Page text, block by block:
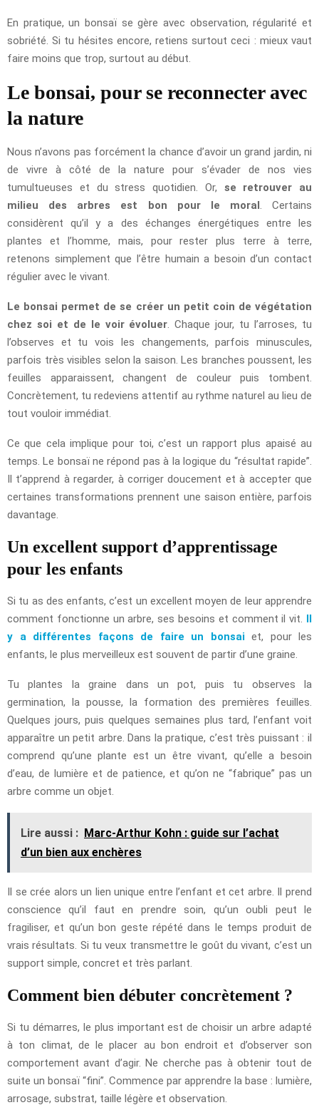
En pratique, un bonsaï se gère avec observation, régularité et
sobriété. Si tu hésites encore, retiens surtout ceci : mieux vaut
faire moins que trop, surtout au début.
Le bonsai, pour se reconnecter avec
la nature
Nous n’avons pas forcément la chance d’avoir un grand jardin, ni
de vivre à côté de la nature pour s’évader de nos vies
tumultueuses et du stress quotidien. Or, se retrouver au
milieu des arbres est bon pour le moral . Certains
considèrent qu’il y a des échanges énergétiques entre les
plantes et l’homme, mais, pour rester plus terre à terre,
retenons simplement que l’être humain a besoin d’un contact
régulier avec le vivant.
Le bonsai permet de se créer un petit coin de végétation
chez soi et de le voir évoluer . Chaque jour, tu l’arroses, tu
l’observes et tu vois les changements, parfois minuscules,
parfois très visibles selon la saison. Les branches poussent, les
feuilles apparaissent, changent de couleur puis tombent.
Concrètement, tu redeviens attentif au rythme naturel au lieu de
tout vouloir immédiat.
Ce que cela implique pour toi, c’est un rapport plus apaisé au
temps. Le bonsaï ne répond pas à la logique du “résultat rapide”.
Il t’apprend à regarder, à corriger doucement et à accepter que
certaines transformations prennent une saison entière, parfois
davantage.
Un excellent support d’apprentissage
pour les enfants
Si tu as des enfants, c’est un excellent moyen de leur apprendre
comment fonctionne un arbre, ses besoins et comment il vit. Il
y a différentes façons de faire un bonsaiet, pour les
enfants, le plus merveilleux est souvent de partir d’une graine.
Tu plantes la graine dans un pot, puis tu observes la
germination, la pousse, la formation des premières feuilles.
Quelques jours, puis quelques semaines plus tard, l’enfant voit
apparaître un petit arbre. Dans la pratique, c’est très puissant : il
comprend qu’une plante est un être vivant, qu’elle a besoin
d’eau, de lumière et de patience, et qu’on ne “fabrique” pas un
arbre comme un objet.
Lire aussi : Marc-Arthur Kohn : guide sur l’achat
d’un bien aux enchères
Il se crée alors un lien unique entre l’enfant et cet arbre. Il prend
conscience qu’il faut en prendre soin, qu’un oubli peut le
fragiliser, et qu’un bon geste répété dans le temps produit de
vrais résultats. Si tu veux transmettre le goût du vivant, c’est un
support simple, concret et très parlant.
Comment bien débuter concrètement ?
Si tu démarres, le plus important est de choisir un arbre adapté
à ton climat, de le placer au bon endroit et d’observer son
comportement avant d’agir. Ne cherche pas à obtenir tout de
suite un bonsaï “fini”. Commence par apprendre la base : lumière,
arrosage, substrat, taille légère et observation.